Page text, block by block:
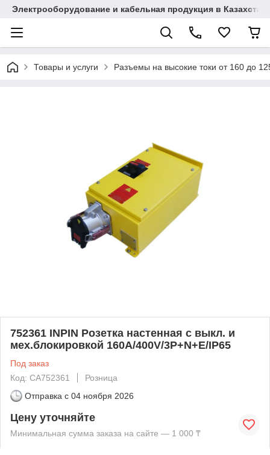
Электрооборудование и кабельная продукция в
Товары и услуги Разъемы на высокие токи от 160 до
752361 INPIN Розетка настенная с выкл. и
мех.блокировкой 160A/400V/3P+N+E/IP65
Под заказ
Код: CA752361
Розница
Отправка с 04 ноября 2026
Цену уточняйте
Минимальная сумма заказа на сайте — 1 000 ₸